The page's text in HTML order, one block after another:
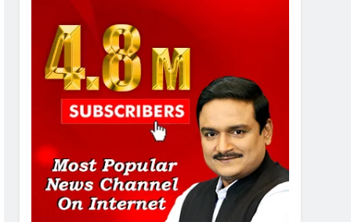
घोटाले में आरोप तय किए
1
SRN अस्पताल का नाम अमर
शहीद ठाकुर रोशन सिंह के नाम पर
करने की मांग तेज
अमर शहीद ठाकुर रोशन सिंह के
नाम पर स्वरूप रानी नेहरू
चिकित्सालय का नामकरण करने